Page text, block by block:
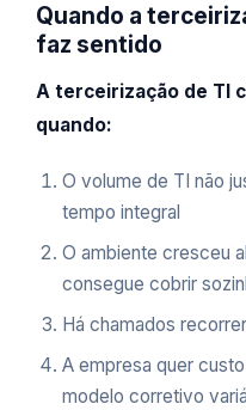
Quando a
faz sentido
A terceirização de TI
quando:
O volume de TI não
tempo integral
O ambiente cresceu
consegue cobrir
Há chamados
A empresa quer
modelo corretivo